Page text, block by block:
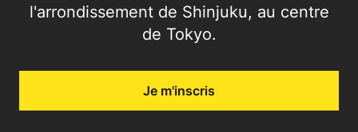
l'arrondissement de Shinjuku, au centre
de Tokyo.
Je m'inscris